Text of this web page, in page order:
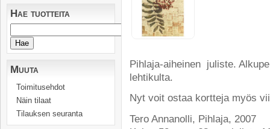
Hae tuotteita
Muuta
Toimitusehdot
Näin tilaat
Tilauksen seuranta
Pihlaja-aiheinen juliste.
lehtikulta.
Nyt voit ostaa kortteja myös
Tero Annanolli, Pihlaja, 2007